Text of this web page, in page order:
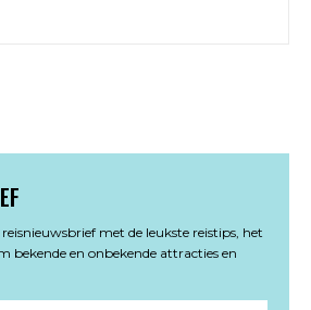
met de leukste reistips, het
bekende en onbekende attracties en